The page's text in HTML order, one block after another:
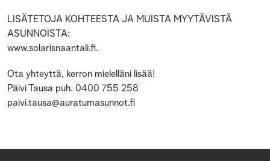
LISÄTETOJA KOHTEESTA JA MUISTA MYYTÄVISTÄ
ASUNNOISTA:
www.solarisnaantali.fi.
Ota yhteyttä, kerron mielelläni lisää!
Päivi Tausa puh. 0400 755 258
paivi.tausa@auratumasunnot.fi